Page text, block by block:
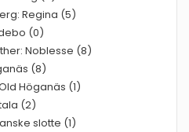
Regina (5)
(0)
Noblesse (8)
(8)
Höganäs (1)
(2)
slotte (1)